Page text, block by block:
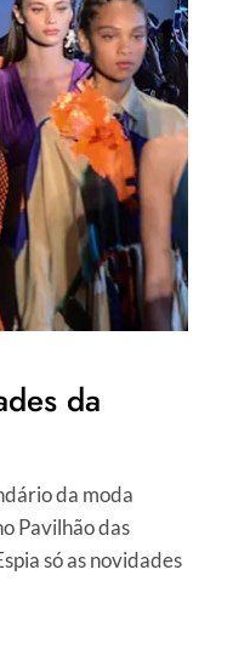
da
da moda
Pavilhão das
só as novidades